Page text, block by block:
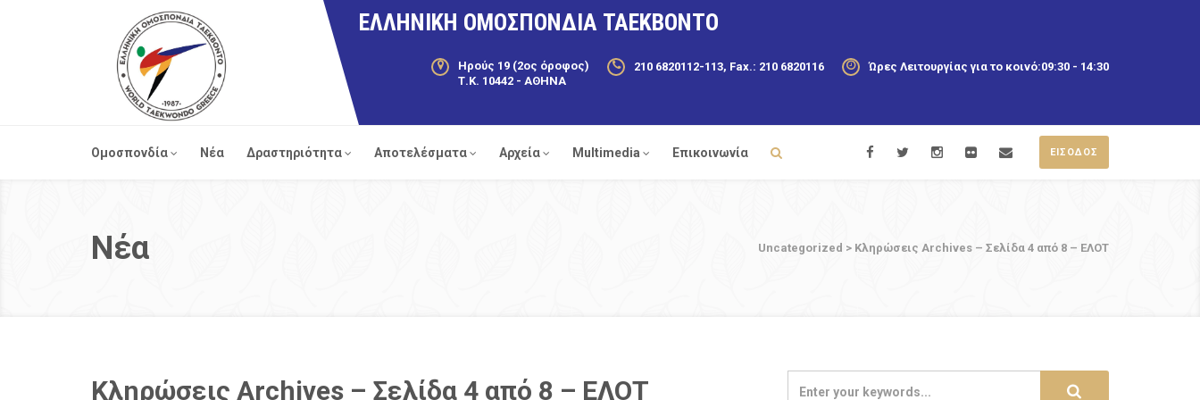
ΕΛΛΗΝΙΚΗ ΟΜΟΣΠΟΝΔΙΑ ΤΑΕΚΒΟΝΤΟ
Ηρούς 19 (2ος όροφος)
Τ.Κ. 10442 - ΑΘΗΝΑ
210 6820112-113, Fax.: 210 6820116 Ώρες Λειτουργίας για το κοινό:09:30 - 14:30
ΕΙΣΟΔΟΣ
Ομοσπονδία Νέα Δραστηριότητα Αποτελέσματα Αρχεία Multimedia Επικοινωνία
Uncategorized > Κληρώσεις Archives – Σελίδα 4 από 8 – ΕΛΟΤ
Νέα
Κληρώσεις Archives – Σελίδα 4 από 8 – ΕΛΟΤ